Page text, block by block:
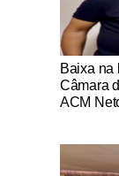
Notícias
Baixa na
Câmara
ACM